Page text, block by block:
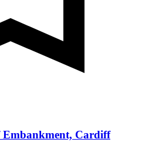
Cardiff